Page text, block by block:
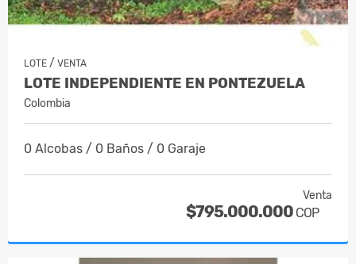
LOTE / VENTA
LOTE INDEPENDIENTE EN PONTEZUELA
Colombia
0 Alcobas / 0 Baños / 0 Garaje
Venta
$795.000.000 COP